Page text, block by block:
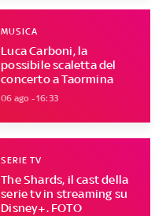
Luca Carboni, la
possibile scaletta del
concerto a Taormina
MUSICA
06 ago - 16:33
The Shards, il cast della
serie tv in streaming su
Disney+. FOTO
SERIE TV